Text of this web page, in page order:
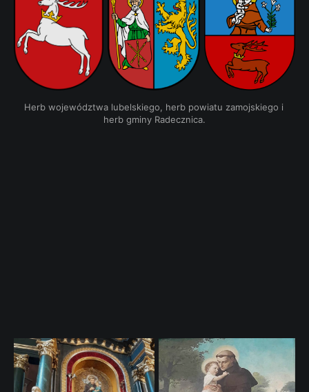
Herb województwa lubelskiego, herb powiatu zamojskiego i
herb gminy Radecznica.